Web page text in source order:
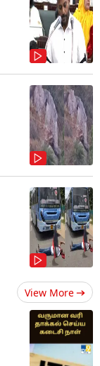
View More